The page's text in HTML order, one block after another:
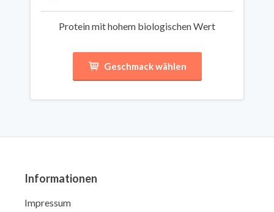
Protein mit hohem biologischen Wert
Geschmack wählen
Informationen
Impressum